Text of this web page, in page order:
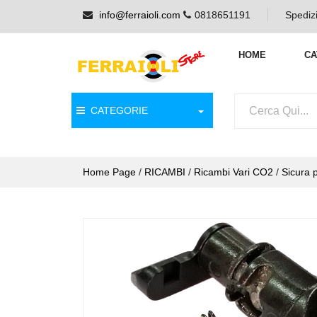
info@ferraioli.com 0818651191
HOME
CATEGORIE
Home Page / RICAMBI / Ricambi Vari CO2 / Sicura